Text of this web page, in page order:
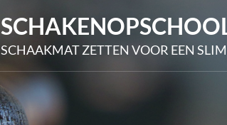
SCHAAKMAT ZETTEN VOOR EEN